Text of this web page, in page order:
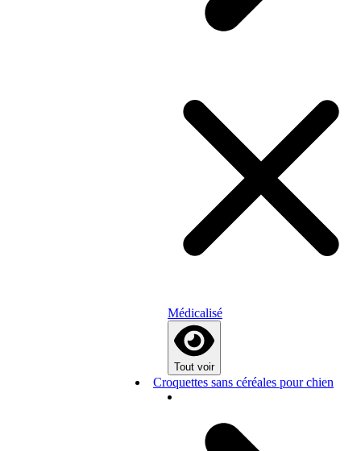
Médicalisé
Tout voir
Croquettes sans céréales pour chien